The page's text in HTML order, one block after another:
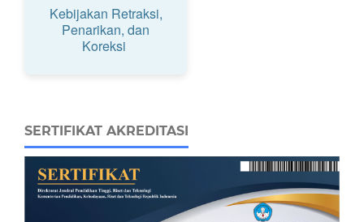
Kebijakan Retraksi,
Penarikan, dan
Koreksi
SERTIFIKAT AKREDITASI